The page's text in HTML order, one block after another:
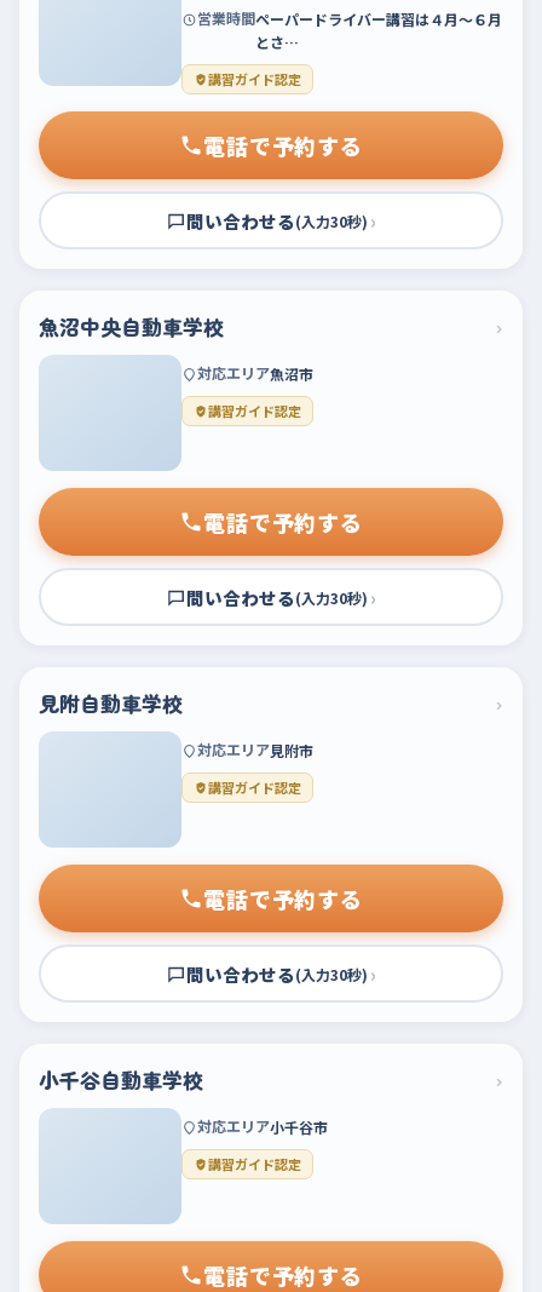
営業時間ペーパードライバー講習は４月～６月
とさ…
講習ガイド認定
電話で予約する
問い合わせる(入力30秒) ›
魚沼中央自動車学校 ›
対応エリア魚沼市
講習ガイド認定
電話で予約する
問い合わせる(入力30秒) ›
見附自動車学校 ›
対応エリア見附市
講習ガイド認定
電話で予約する
問い合わせる(入力30秒) ›
小千谷自動車学校 ›
対応エリア小千谷市
講習ガイド認定
電話で予約する